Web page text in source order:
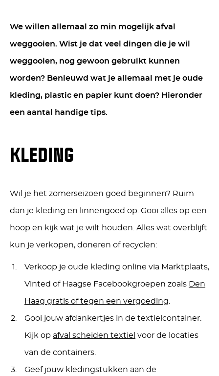
We willen allemaal zo min mogelijk afval
weggooien. Wist je dat veel dingen die je wil
weggooien, nog gewoon gebruikt kunnen
worden? Benieuwd wat je allemaal met je oude
kleding, plastic en papier kunt doen? Hieronder
een aantal handige tips.
KLEDING
Wil je het zomerseizoen goed beginnen? Ruim
dan je kleding en linnengoed op. Gooi alles op een
hoop en kijk wat je wilt houden. Alles wat overblijft
kun je verkopen, doneren of recyclen:
Verkoop je oude kleding online via Marktplaats,
Vinted of Haagse Facebookgroepen zoals Den
Haag gratis of tegen een vergoeding
Gooi jouw afdankertjes in de textielcontainer.
Kijk op afval scheiden textiel voor de locaties
van de containers.
Geef jouw kledingstukken aan de